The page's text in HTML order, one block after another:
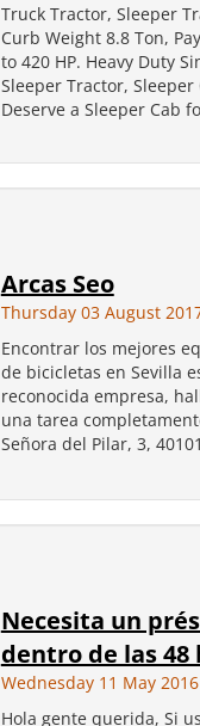
Truck Tractor, Sleeper
Curb Weight 8.8 Ton,
to 420 HP. Heavy Duty
Sleeper Tractor, Sleeper
Deserve a Sleeper Cab
Arcas Seo
Thursday 03 August
Encontrar los mejores
de bicicletas en Sevilla
reconocida empresa,
una tarea
Señora del Pilar, 3,
Necesita un
dentro de las 48
Wednesday 11 May 2016
Hola gente querida, Si